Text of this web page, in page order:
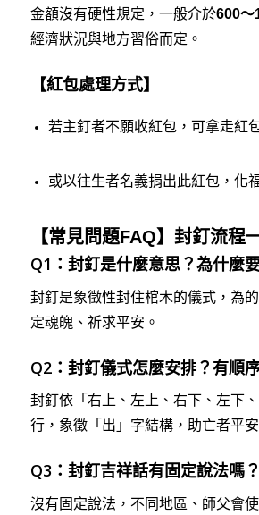
金額沒有硬性規定，一般介於600～
經濟狀況與地方習俗而定。
【紅包處理方式】
若主釘者不願收紅包，可拿走紅
或以往生者名義捐出此紅包，化
【常見問題FAQ】封釘流程
Q1：封釘是什麼意思？為什麼
封釘是象徵性封住棺木的儀式，為
定魂魄、祈求平安。
Q2：封釘儀式怎麼安排？有順
封釘依「右上、左上、右下、左下
行，象徵「出」字結構，助亡者平安
Q3：封釘吉祥話有固定說法嗎？
沒有固定說法，不同地區、師父會